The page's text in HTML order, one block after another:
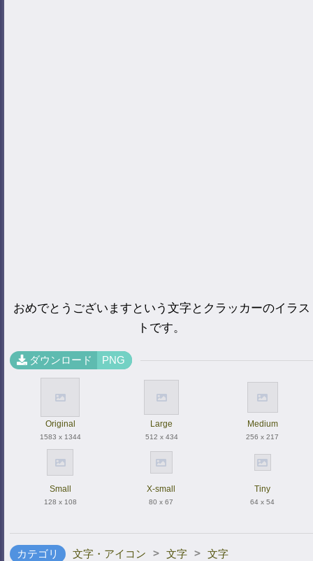
おめでとうございますという文字とクラッカーのイラス
トです。
ダウンロード PNG
Original
1583 x 1344
Large
512 x 434
Medium
256 x 217
Small
128 x 108
X-small
80 x 67
Tiny
64 x 54
カテゴリ 文字・アイコン > 文字 > 文字